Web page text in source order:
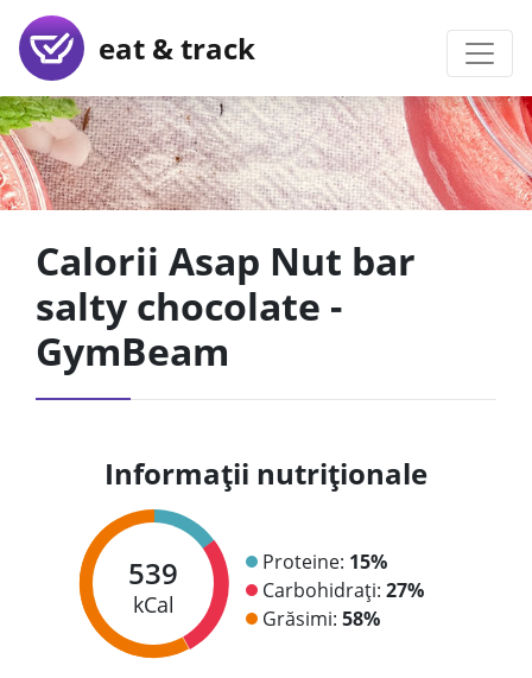
eat & track
Calorii Asap Nut bar
salty chocolate -
GymBeam
Informații nutriționale
539
kCal
Proteine: 15%
Carbohidrați: 27%
Grăsimi: 58%